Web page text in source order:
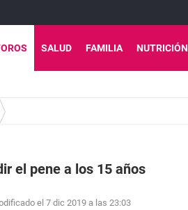
SALUD FAMILIA NUTRICIÓN
el pene a los 15 años
el 7 dic 2019 a las 23:03